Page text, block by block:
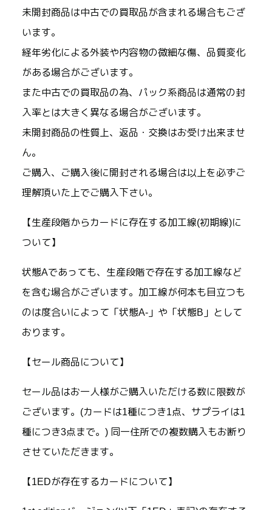
未開封商品は中古での買取品が含まれる場合もござ
います。
経年劣化による外装や内容物の微細な傷、品質変化
がある場合がございます。
また中古での買取品の為、パック系商品は通常の封
入率とは大きく異なる場合がございます。
未開封商品の性質上、返品・交換はお受け出来ませ
ん。
ご購入、ご購入後に開封される場合は以上を必ずご
理解頂いた上でご購入下さい。
【生産段階からカードに存在する加工線(初期線)に
ついて】
状態Aであっても、生産段階で存在する加工線など
を含む場合がございます。加工線が何本も目立つも
のは度合いによって「状態A-」や「状態B」として
おります。
【セール商品について】
セール品はお一人様がご購入いただける数に限数が
ございます。(カードは1種につき1点、サプライは1
種につき3点まで。) 同一住所での複数購入もお断り
させていただきます。
【1EDが存在するカードについて】